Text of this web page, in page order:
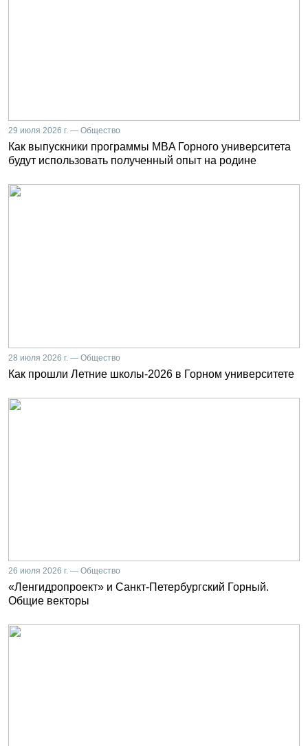
29 июля 2026 г. — Общество
Как выпускники программы MBA Горного университета
будут использовать полученный опыт на родине
28 июля 2026 г. — Общество
Как прошли Летние школы-2026 в Горном университете
26 июля 2026 г. — Общество
«Ленгидропроект» и Санкт-Петербургский Горный.
Общие векторы